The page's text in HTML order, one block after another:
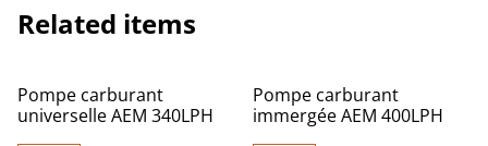
Related items
Pompe carburant
universelle AEM 340LPH
Pompe carburant
immergée AEM 400LPH